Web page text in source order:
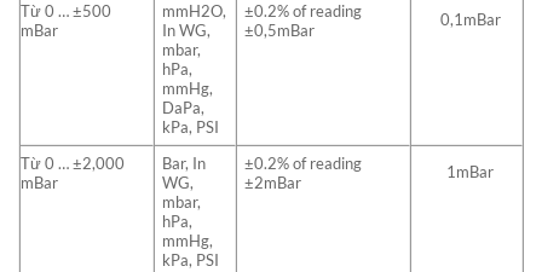
Từ 0 … ±500
mBar
mmH2O,
In WG,
mbar,
hPa,
mmHg,
DaPa,
kPa, PSI
±0.2% of reading
±0,5mBar
0,1mBar
Từ 0 … ±2,000
mBar
Bar, In
WG,
mbar,
hPa,
mmHg,
kPa, PSI
±0.2% of reading
±2mBar
1mBar